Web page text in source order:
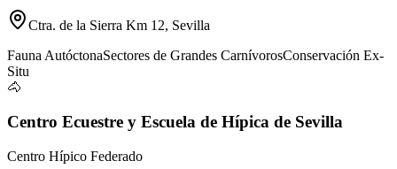
Ctra. de la Sierra Km 12, Sevilla
Fauna AutóctonaSectores de Grandes CarnívorosConservación Ex-
Situ
🐴
Centro Ecuestre y Escuela de Hípica de Sevilla
Centro Hípico Federado